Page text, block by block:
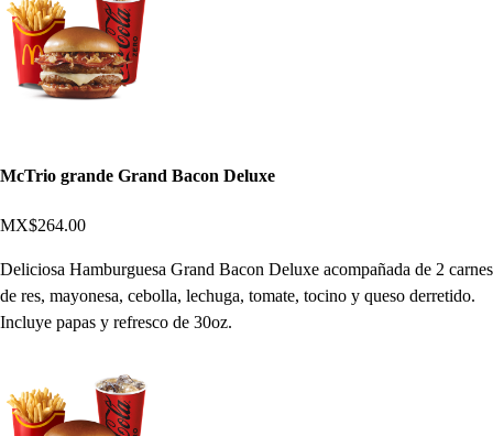
McTrio grande Grand Bacon Deluxe
MX$264.00
Deliciosa Hamburguesa Grand Bacon Deluxe acompañada de 2 carnes
de res, mayonesa, cebolla, lechuga, tomate, tocino y queso derretido.
Incluye papas y refresco de 30oz.